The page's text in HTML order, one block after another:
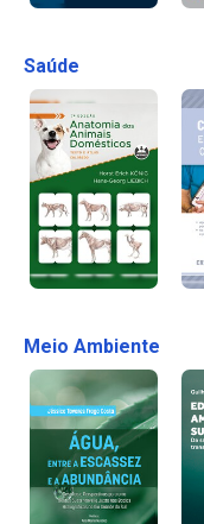
Saúde
Meio Ambiente